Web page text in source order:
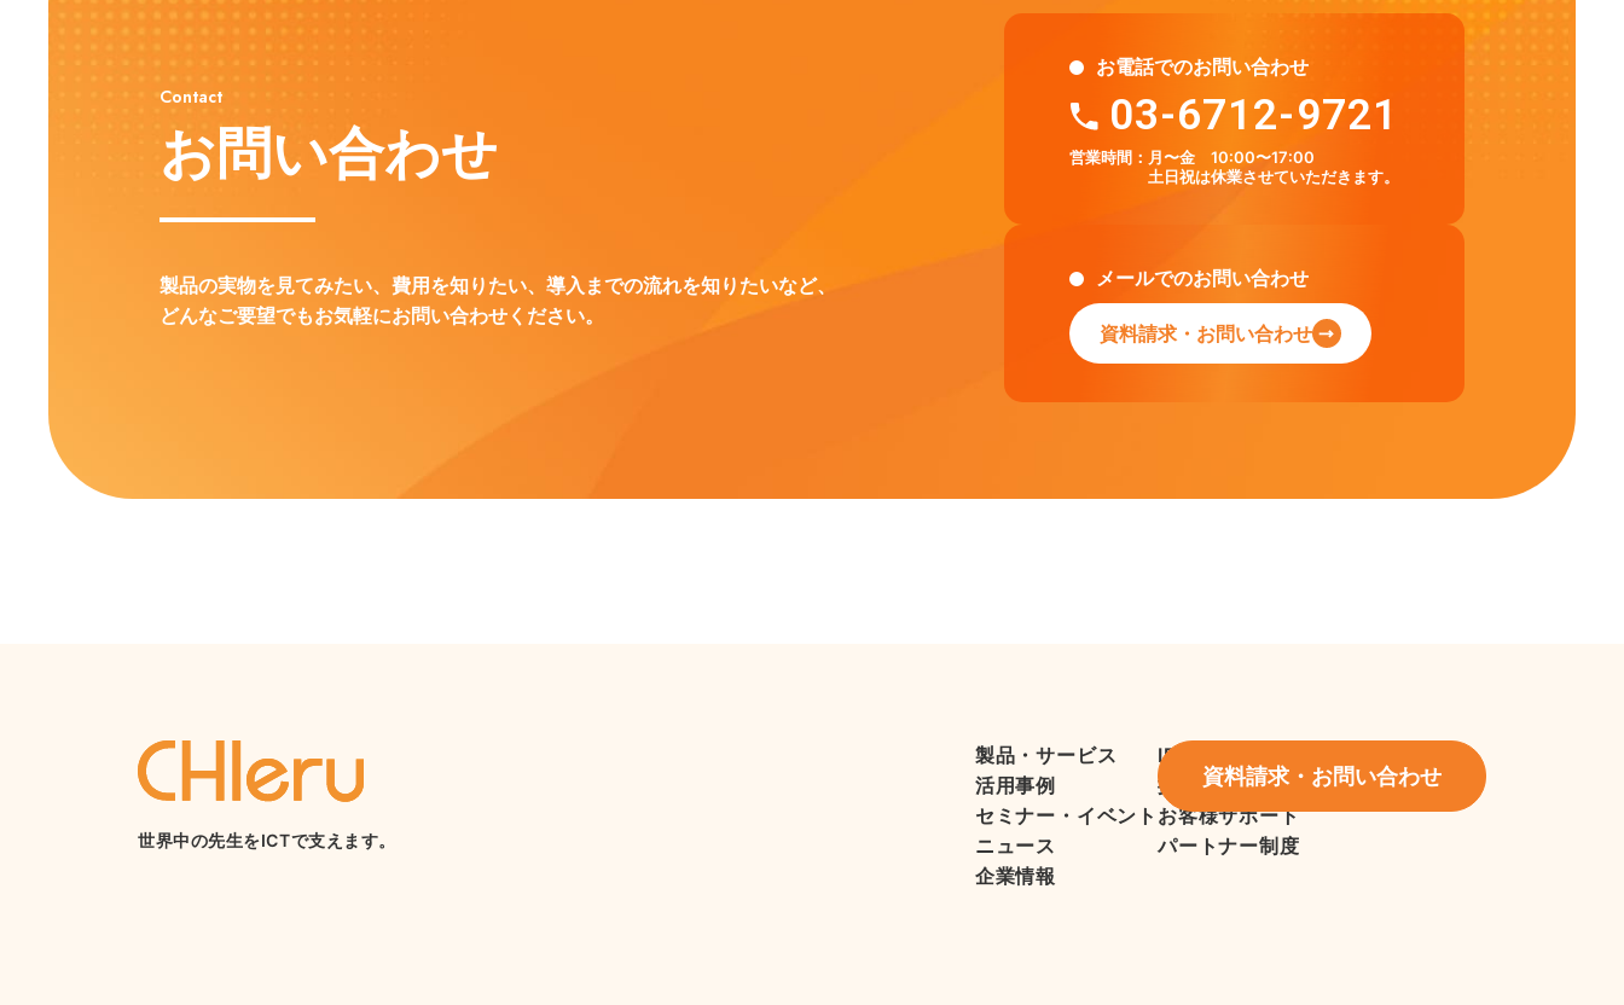
Contact
お問い合わせ
製品の実物を見てみたい、費用を知りたい、導入までの流れを知りたいなど、
どんなご要望でもお気軽にお問い合わせください。
お電話でのお問い合わせ
03-6712-9721
営業時間： 月〜金 10:00〜17:00
土日祝は休業させていただきます。
メールでのお問い合わせ
資料請求・お問い合わせ
世界中の先生をICTで支えます。
製品・サービス
活用事例
セミナー・イベント
ニュース
企業情報
IR情報
採用情報
お客様サポート
パートナー制度
資料請求・お問い合わせ